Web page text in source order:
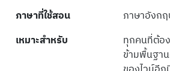
ภาษาที่ใช้สอน
ภาษาอังก
เหมาะสำหรับ
ทุกคนที่ต้อ
ข้ามพื้นฐา